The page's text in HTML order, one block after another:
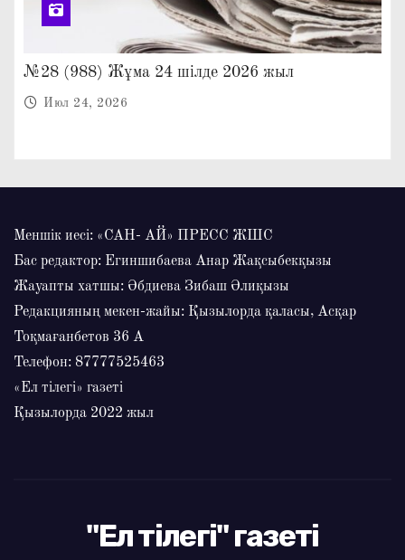
№28 (988) Жұма 24 шілде 2026 жыл
Июл 24, 2026
Меншік иесі: «САН- АЙ» ПРЕСС ЖШС
Бас редактор: Егиншибаева Анар Жақсыбекқызы
Жауапты хатшы: Әбдиева Зибаш Әлиқызы
Редакцияның мекен-жайы: Қызылорда қаласы, Асқар
Тоқмағанбетов 36 А
Телефон: 87777525463
«Ел тілегі» газеті
Қызылорда 2022 жыл
"Ел тілегі" газеті